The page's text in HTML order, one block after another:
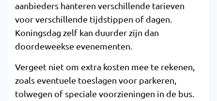
aanbieders hanteren verschillende tarieven
voor verschillende tijdstippen of dagen.
Koningsdag zelf kan duurder zijn dan
doordeweekse evenementen.
Vergeet niet om extra kosten mee te rekenen,
zoals eventuele toeslagen voor parkeren,
tolwegen of speciale voorzieningen in de bus.